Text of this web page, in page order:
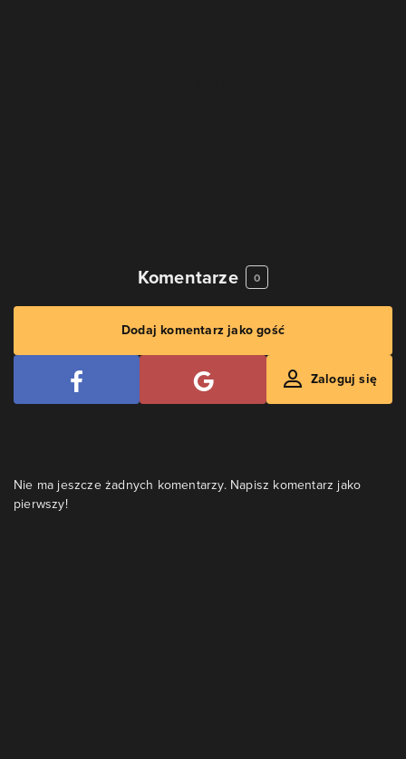
Komentarze 0
Dodaj komentarz jako gość
Zaloguj się
Nie ma jeszcze żadnych komentarzy. Napisz komentarz jako
pierwszy!